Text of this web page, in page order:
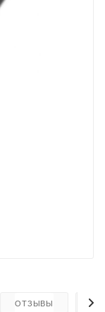
ОТЗЫВЫ